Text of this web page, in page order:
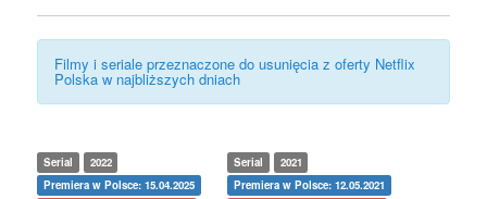
Filmy i seriale przeznaczone do usunięcia z oferty Netflix
Polska w najbliższych dniach
Serial
2022
Premiera w Polsce: 15.04.2025
Serial
2021
Premiera w Polsce: 12.05.2021